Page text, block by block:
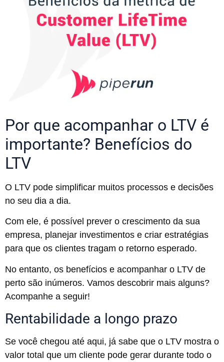
Por que acompanhar o LTV é
importante? Benefícios do
LTV
O LTV pode simplificar muitos processos e decisões
no seu dia a dia.
Com ele, é possível prever o crescimento da sua
empresa, planejar investimentos e criar estratégias
para que os clientes tragam o retorno esperado.
No entanto, os benefícios e acompanhar o LTV de
perto são inúmeros. Vamos descobrir mais alguns?
Acompanhe a seguir!
Rentabilidade a longo prazo
Se você chegou até aqui, já sabe que o LTV mostra o
valor total que um cliente pode gerar durante todo o